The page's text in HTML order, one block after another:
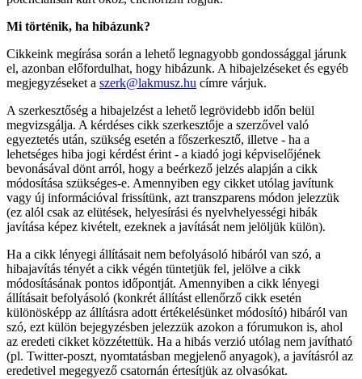
Mi történik, ha hibázunk?
Cikkeink megírása során a lehető legnagyobb gondossággal járunk
el, azonban előfordulhat, hogy hibázunk. A hibajelzéseket és egyéb
megjegyzéseket a szerk@lakmusz.hu címre várjuk.
A szerkesztőség a hibajelzést a lehető legrövidebb időn belül
megvizsgálja. A kérdéses cikk szerkesztője a szerzővel való
egyeztetés után, szükség esetén a főszerkesztő, illetve - ha a
lehetséges hiba jogi kérdést érint - a kiadó jogi képviselőjének
bevonásával dönt arról, hogy a beérkező jelzés alapján a cikk
módosítása szükséges-e. Amennyiben egy cikket utólag javítunk
vagy új információval frissítünk, azt transzparens módon jelezzük
(ez alól csak az elütések, helyesírási és nyelvhelyességi hibák
javítása képez kivételt, ezeknek a javítását nem jelöljük külön).
Ha a cikk lényegi állításait nem befolyásoló hibáról van szó, a
hibajavítás tényét a cikk végén tüntetjük fel, jelölve a cikk
módosításának pontos időpontját. Amennyiben a cikk lényegi
állításait befolyásoló (konkrét állítást ellenőrző cikk esetén
különösképp az állításra adott értékelésünket módosító) hibáról van
szó, ezt külön bejegyzésben jelezzük azokon a fórumukon is, ahol
az eredeti cikket közzétettük. Ha a hibás verzió utólag nem javítható
(pl. Twitter-poszt, nyomtatásban megjelenő anyagok), a javításról az
eredetivel megegyező csatornán értesítjük az olvasókat.